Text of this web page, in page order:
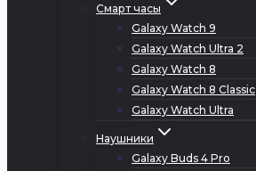
Смарт часы
Galaxy Watch 9
Galaxy Watch Ultra 2
Galaxy Watch 8
Galaxy Watch 8 Classic
Galaxy Watch Ultra
Наушники
Galaxy Buds 4 Pro